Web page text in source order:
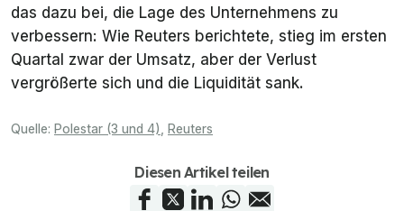
das dazu bei, die Lage des Unternehmens zu
verbessern: Wie Reuters berichtete, stieg im ersten
Quartal zwar der Umsatz, aber der Verlust
vergrößerte sich und die Liquidität sank.
Quelle: Polestar (3 und 4) Reuters
Diesen Artikel teilen